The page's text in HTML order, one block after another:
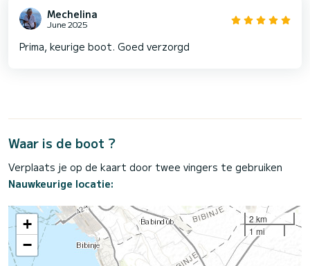
Mechelina
June 2025
Prima, keurige boot. Goed verzorgd
Waar is de boot ?
Verplaats je op de kaart door twee vingers te gebruiken
Nauwkeurige locatie:
+
−
2 km
1 mi